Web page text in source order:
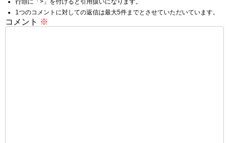
行頭に「>」を付けると引用扱いになります。
1つのコメントに対しての返信は最大5件までとさせていただいています。
コメント ※